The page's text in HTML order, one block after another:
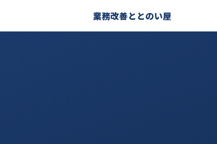
業務改善ととのい屋